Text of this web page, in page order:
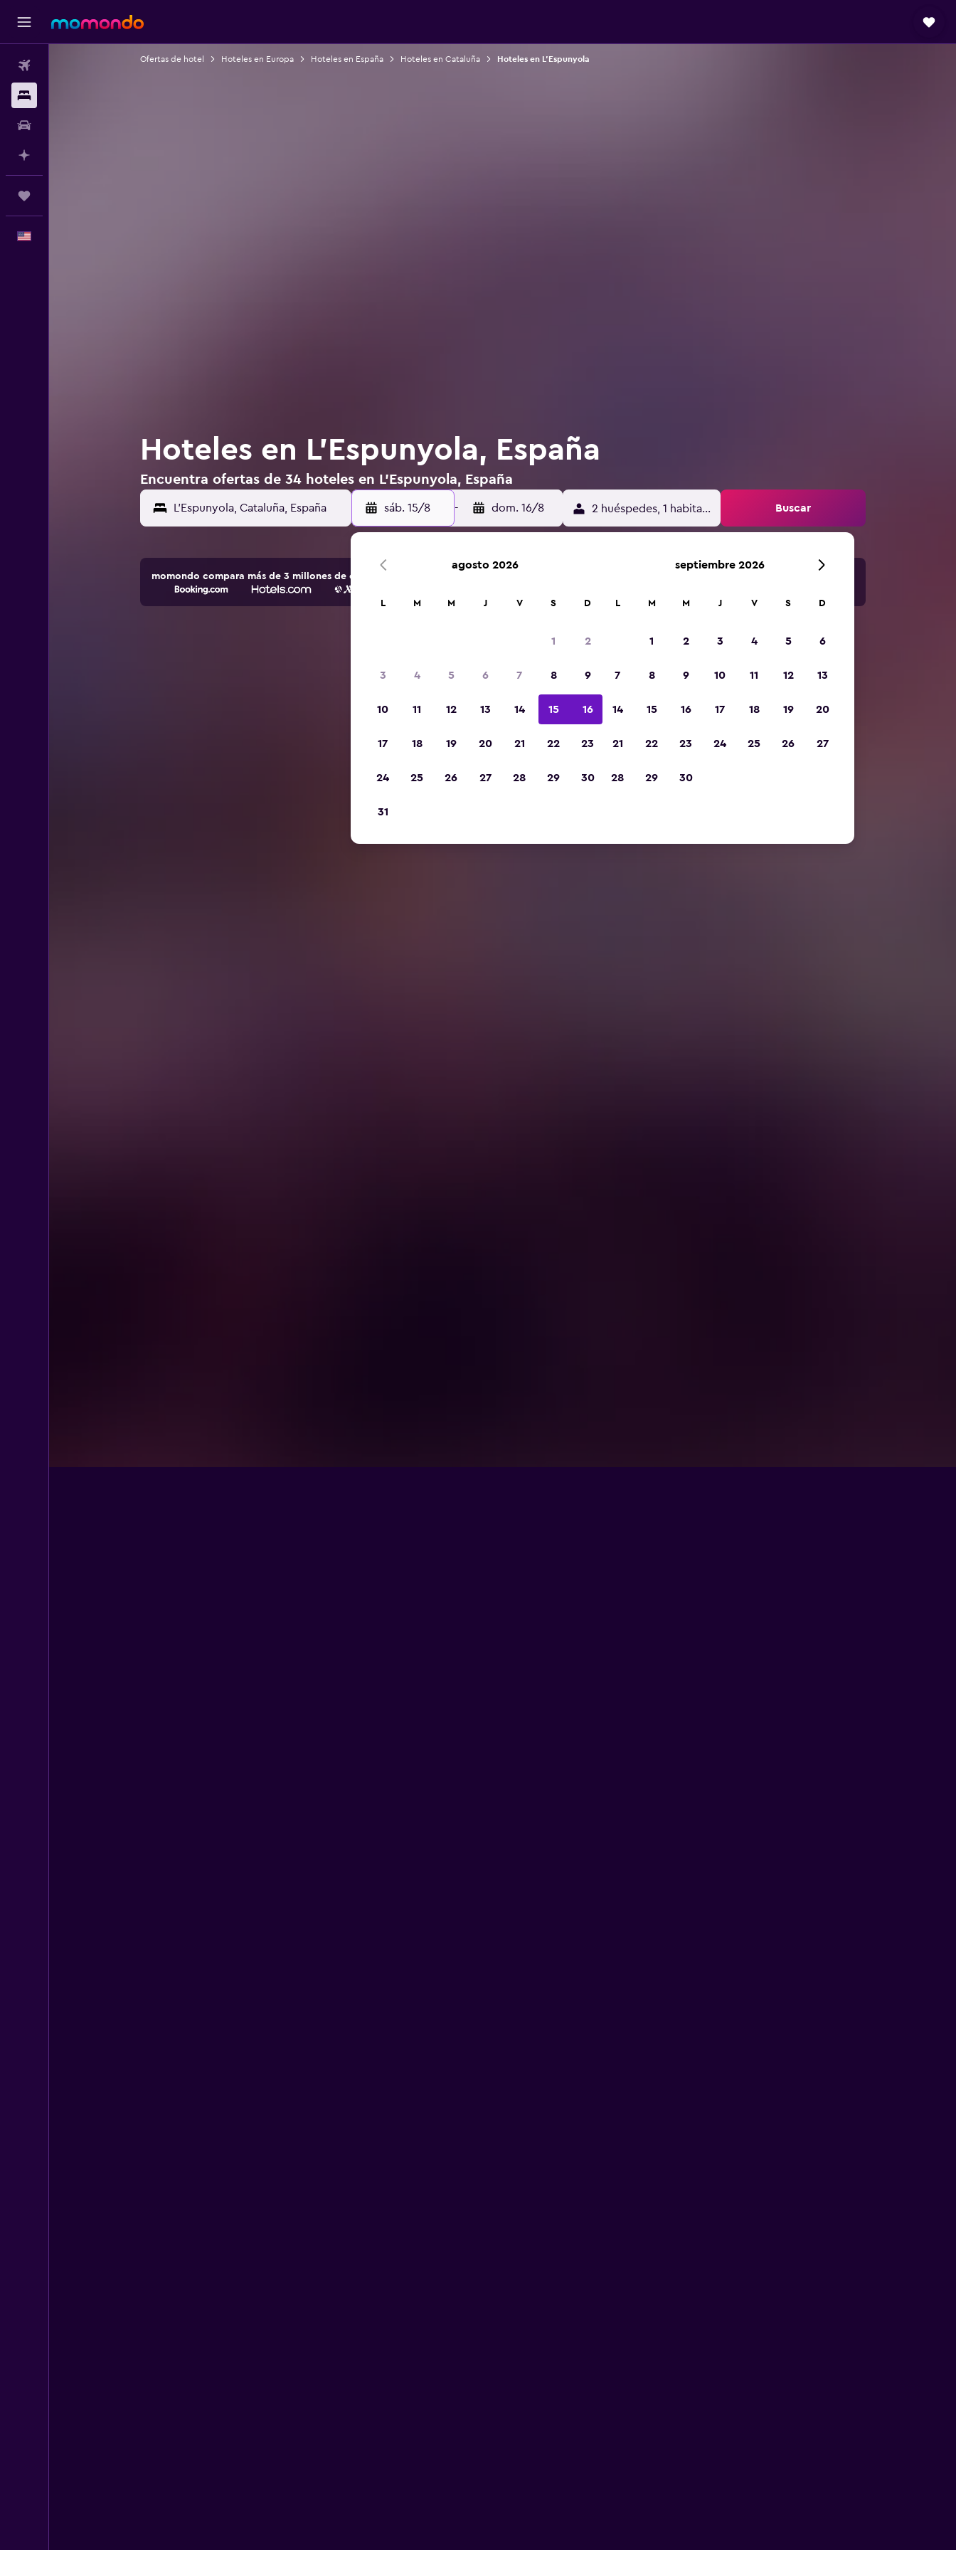
Ofertas de hotel Hoteles en Europa Hoteles en España Hoteles en Cataluña Hoteles en L'Espunyola
Hoteles en L'Espunyola, España
Encuentra ofertas de 34 hoteles en L'Espunyola, España
sáb. 15/8 - dom. 16/8 2 huéspedes, 1 habitación Buscar
momondo compara más de 3 millones de opciones de hoteles y alojamientos.
agosto 2026
L M M J V S D
1 2
3 4 5 6 7 8 9
10 11 12 13 14 15 16
17 18 19 20 21 22 23
24 25 26 27 28 29 30
31
septiembre 2026
L M M J V S D
1 2 3 4 5 6
7 8 9 10 11 12 13
14 15 16 17 18 19 20
21 22 23 24 25 26 27
28 29 30